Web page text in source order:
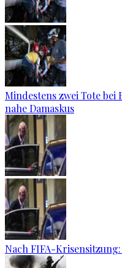
Mindestens zwei Tote
nahe Damaskus
Nach FIFA-